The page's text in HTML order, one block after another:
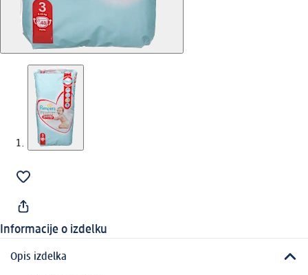
Informacije o izdelku
Opis izdelka